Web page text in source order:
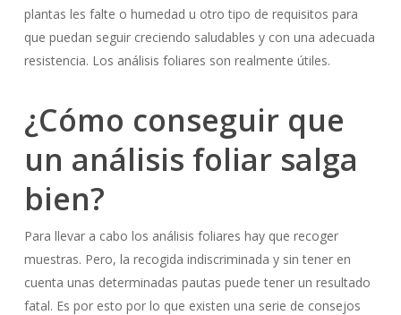
plantas les falte o humedad u otro tipo de requisitos para
que puedan seguir creciendo saludables y con una adecuada
resistencia. Los análisis foliares son realmente útiles.
¿Cómo conseguir que
un análisis foliar salga
bien?
Para llevar a cabo los análisis foliares hay que recoger
muestras. Pero, la recogida indiscriminada y sin tener en
cuenta unas determinadas pautas puede tener un resultado
fatal. Es por esto por lo que existen una serie de consejos